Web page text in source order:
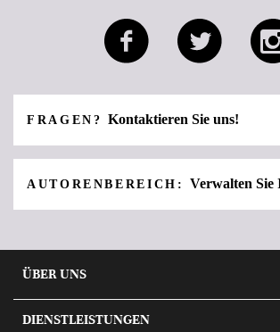
FRAGEN?Kontaktieren Sie uns!
AUTORENBEREICH:Verwalten Sie
ÜBER UNS
DIENSTLEISTUNGEN